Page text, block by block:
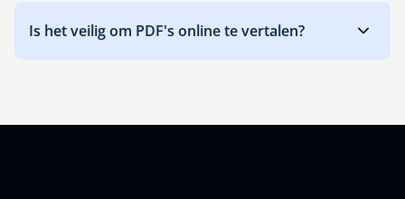
Is het veilig om PDF's online te vertalen?